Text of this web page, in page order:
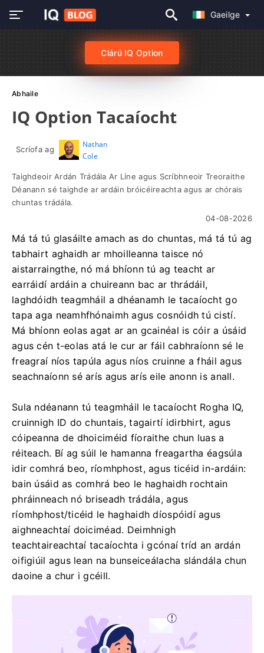
Gaeilge
Clárú IQ Option
Abhaile
IQ Option Tacaíocht
Scríofa ag
Nathan
Cole
Taighdeoir Ardán Trádála Ar Líne agus Scríbhneoir Treoraithe
Déanann sé taighde ar ardáin bróicéireachta agus ar chórais
chuntas trádála.
04-08-2026
Má tá tú glasáilte amach as do chuntas, má tá tú ag
tabhairt aghaidh ar mhoilleanna taisce nó
aistarraingthe, nó má bhíonn tú ag teacht ar
earráidí ardáin a chuireann bac ar thrádáil,
laghdóidh teagmháil a dhéanamh le tacaíocht go
tapa aga neamhfhónaimh agus cosnóidh tú cistí.
Má bhíonn eolas agat ar an gcainéal is cóir a úsáid
agus cén t-eolas atá le cur ar fáil cabhraíonn sé le
freagraí níos tapúla agus níos cruinne a fháil agus
seachnaíonn sé arís agus arís eile anonn is anall.
Sula ndéanann tú teagmháil le tacaíocht Rogha IQ,
cruinnigh ID do chuntais, tagairtí idirbhirt, agus
cóipeanna de dhoiciméid fíoraithe chun luas a
réiteach. Bí ag súil le hamanna freagartha éagsúla
idir comhrá beo, ríomhphost, agus ticéid in-ardáin:
bain úsáid as comhrá beo le haghaidh rochtain
phráinneach nó briseadh trádála, agus
ríomhphost/ticéid le haghaidh díospóidí agus
aighneachtaí doiciméad. Deimhnigh
teachtaireachtaí tacaíochta i gcónaí tríd an ardán
oifigiúil agus lean na bunseiceálacha slándála chun
daoine a chur i gcéill.